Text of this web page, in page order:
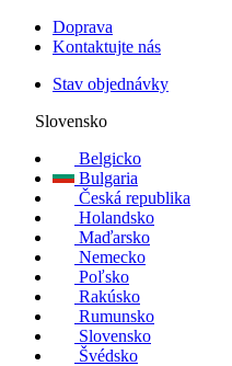
Doprava
Kontaktujte nás
Stav objednávky
Slovensko
Belgicko
Bulgaria
Česká republika
Holandsko
Maďarsko
Nemecko
Poľsko
Rakúsko
Rumunsko
Slovensko
Švédsko